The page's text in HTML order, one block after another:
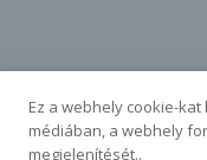
Ez a webhely cookie-
médiában, a webhely
megjelenítését..